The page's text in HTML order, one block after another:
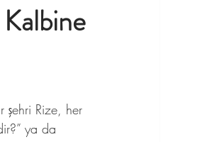
şehri Rize, her
ya da